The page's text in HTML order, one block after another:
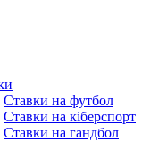
Ставки на футбол
Ставки на кіберспорт
Ставки на гандбол